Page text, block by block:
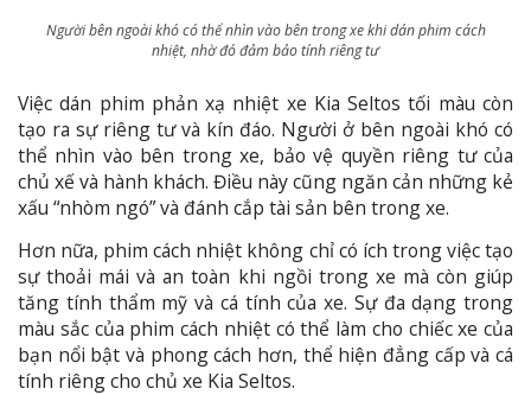
Người bên ngoài khó có thể nhìn vào bên trong xe khi dán phim cách
nhiệt, nhờ đó đảm bảo tính riêng tư
Việc dán phim phản xạ nhiệt xe Kia Seltos tối màu còn
tạo ra sự riêng tư và kín đáo. Người ở bên ngoài khó có
thể nhìn vào bên trong xe, bảo vệ quyền riêng tư của
chủ xế và hành khách. Điều này cũng ngăn cản những kẻ
xấu “nhòm ngó” và đánh cắp tài sản bên trong xe.
Hơn nữa, phim cách nhiệt không chỉ có ích trong việc tạo
sự thoải mái và an toàn khi ngồi trong xe mà còn giúp
tăng tính thẩm mỹ và cá tính của xe. Sự đa dạng trong
màu sắc của phim cách nhiệt có thể làm cho chiếc xe của
bạn nổi bật và phong cách hơn, thể hiện đẳng cấp và cá
tính riêng cho chủ xe Kia Seltos.